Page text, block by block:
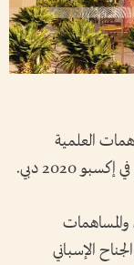
العلمية
2020 دبي.
الإسباني